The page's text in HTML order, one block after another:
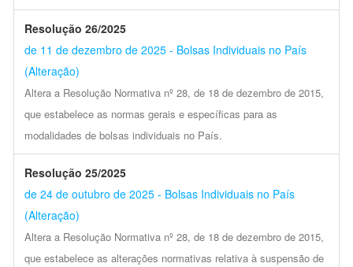
Resolução 26/2025
de 11 de dezembro de 2025 - Bolsas Individuais no País
(Alteração)
Altera a Resolução Normativa nº 28, de 18 de dezembro de 2015,
que estabelece as normas gerais e específicas para as
modalidades de bolsas individuais no País.
Resolução 25/2025
de 24 de outubro de 2025 - Bolsas Individuais no País
(Alteração)
Altera a Resolução Normativa nº 28, de 18 de dezembro de 2015,
que estabelece as alterações normativas relativa à suspensão de